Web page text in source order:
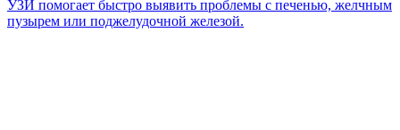
УЗИ помогает быстро выявить проблемы с печенью, желчным
пузырем или поджелудочной железой.